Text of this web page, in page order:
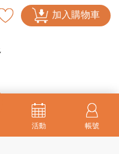
加入購物車
活動 帳號